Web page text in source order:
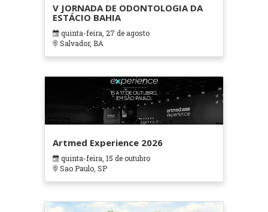
V JORNADA DE ODONTOLOGIA DA
ESTÁCIO BAHIA
quinta-feira, 27 de agosto
Salvador, BA
Artmed Experience 2026
quinta-feira, 15 de outubro
Sao Paulo, SP